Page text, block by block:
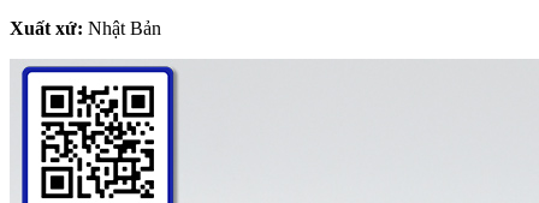
Xuất xứ: Nhật Bản